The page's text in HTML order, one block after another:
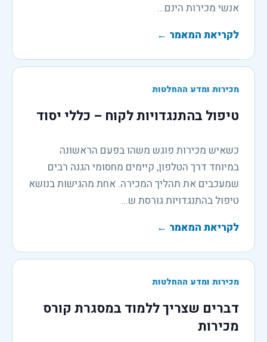
אנשי מכירות הינם...
לקריאת המאמר ←
מכירות ומדע ההחלטות
טיפול בהתנגדויות לקוח – כללי יסוד
כשאיש מכירות פוגש משהו בפעם הראשונה
במיוחד דרך הטלפון, קיימים מחסומי הגנה רבים
שמעכבים את תהליך המכירה. אחת מהגישות בנושא
טיפול בהתנגדויות גורסת ש...
לקריאת המאמר ←
מכירות ומדע ההחלטות
דברים שצריך ללמוד במסגרת קורס
מכירות